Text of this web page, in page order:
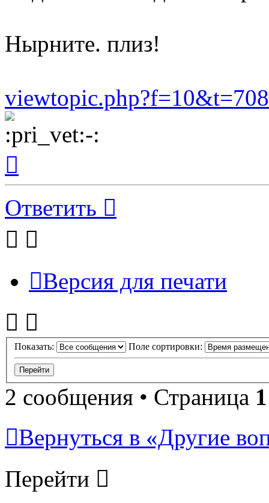
Нырните. плиз!
началу
Ответить
Версия для печати
Показать: Поле сортировки:
2 сообщения • Страница 1
Вернуться в «Другие
Перейти